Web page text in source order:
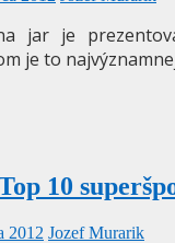
jar je
je to
10
2012 Jozef Murarik